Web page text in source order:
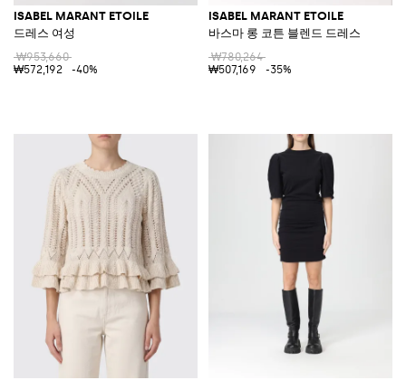
ISABEL MARANT ETOILE
드레스 여성
₩953,660
₩572,192
-40%
ISABEL MARANT ETOILE
바스마 롱 코튼 블렌드 드레스
₩780,264
₩507,169
-35%